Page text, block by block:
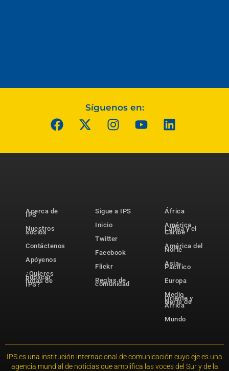
Síguenos en:
Acerca de
IPS
Nuestros
socios
Contáctenos
Apóyenos
¿Quieres
publicar
notas de
IPS?
Sigue a IPS
Inicio
Twitter
Facebook
Flickr
Reglas de
comunidad
África
América
Latina y el
Caribe
América del
Norte
Asia-
Pacífico
Europa
Medio
Oriente y
Norte de
África
Mundo
IPS es una institución internacional de comunicación cuyo eje es una
agencia mundial de noticias que amplifica las voces del Sur y de la